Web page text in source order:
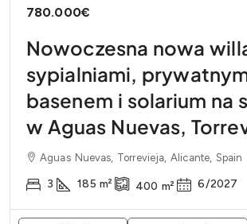
780.000€
Nowoczesna nowa
sypialniami,
basenem i solarium na
w Aguas Nuevas,
Aguas Nuevas, Torrevieja, Alicante, Spain
3 185 m² 400 m² 6/2027